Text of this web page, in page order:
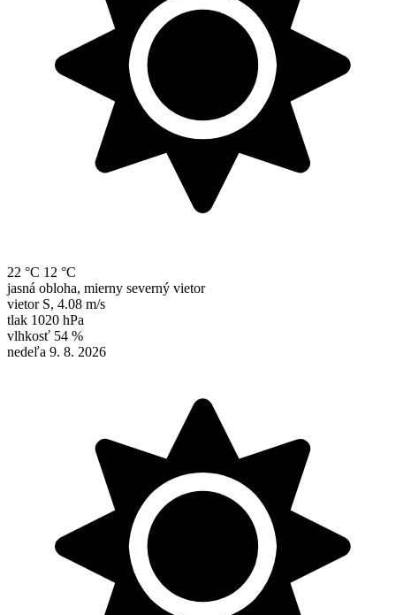
22 °C 12 °C
jasná obloha, mierny severný vietor
vietor S, 4.08 m/s
tlak 1020 hPa
vlhkosť 54 %
nedeľa 9. 8. 2026